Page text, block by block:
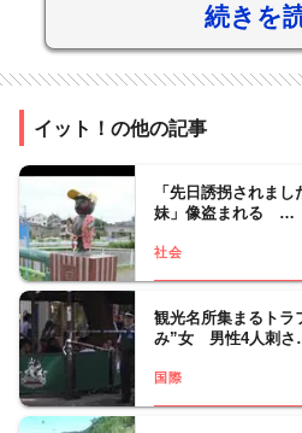
続きを
イット！の他の記事
「先日誘拐されま
妹」像盗まれる …
社会
観光名所集まるトラ
み”女 男性4人刺
国際